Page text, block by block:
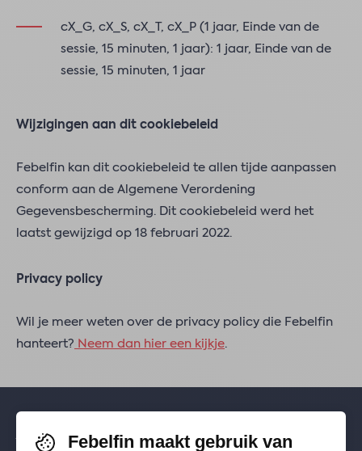
cX_G, cX_S, cX_T, cX_P (1 jaar, Einde van de
sessie, 15 minuten, 1 jaar): 1 jaar, Einde van de
sessie, 15 minuten, 1 jaar
Wijzigingen aan dit cookiebeleid
Febelfin kan dit cookiebeleid te allen tijde aanpassen
conform aan de Algemene Verordening
Gegevensbescherming. Dit cookiebeleid werd het
laatst gewijzigd op 18 februari 2022.
Privacy policy
Wil je meer weten over de privacy policy die Febelfin
hanteert? Neem dan hier een kijkje.
Volg je ons al? Blijf op de hoogte via
Febelfin maakt gebruik van